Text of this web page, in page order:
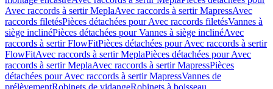
Avec raccords à sertir MeplaAvec raccords à sertir MapressAvec
raccords filetésPièces détachées pour Avec raccords filetésVannes à
siège inclinéPièces détachées pour Vannes à siège inclinéAvec
raccords à sertir FlowFitPièces détachées pour Avec raccords à sertir
FlowFitAvec raccords à sertir MeplaPièces détachées pour Avec
raccords à sertir MeplaAvec raccords à sertir MapressPièces
détachées pour Avec raccords à sertir MapressVannes de
prélèvementRobinets de vidangeRobinets à boisseau